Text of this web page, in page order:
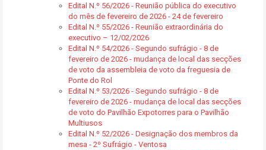
Edital N.º 56/2026 - Reunião pública do executivo
do mês de fevereiro de 2026 - 24 de fevereiro
Edital N.º 55/2026 - Reunião extraordinária do
executivo – 12/02/2026
Edital N.º 54/2026 - Segundo sufrágio - 8 de
fevereiro de 2026 - mudança de local das secções
de voto da assembleia de voto da freguesia de
Ponte do Rol
Edital N.º 53/2026 - Segundo sufrágio - 8 de
fevereiro de 2026 - mudança de local das secções
de voto do Pavilhão Expotorres para o Pavilhão
Multiusos
Edital N.º 52/2026 - Designação dos membros da
mesa - 2º Sufrágio - Ventosa